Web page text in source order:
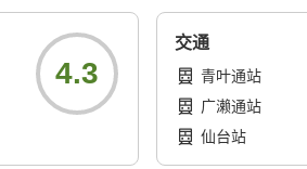
4.3
交通
青叶通站
广濑通站
仙台站